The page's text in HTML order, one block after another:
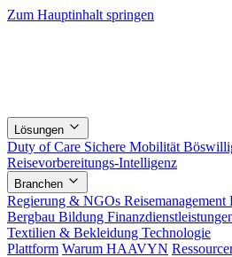
Zum Hauptinhalt springen
Lösungen
Duty of Care Sichere Mobilität
Reisevorbereitungs-Intelligenz
Branchen
Regierung & NGOs Reisemanagement
Bergbau Bildung
Textilien & Bekleidung Technologie
Plattform Warum HAAVYN